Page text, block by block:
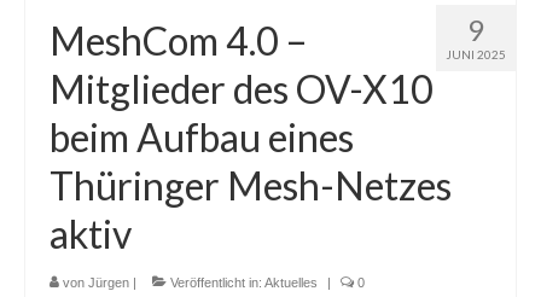
9
JUNI 2025
MeshCom 4.0 –
Mitglieder des OV-X10
beim Aufbau eines
Thüringer Mesh-Netzes
aktiv
von Jürgen | Veröffentlicht in: Aktuelles | 0